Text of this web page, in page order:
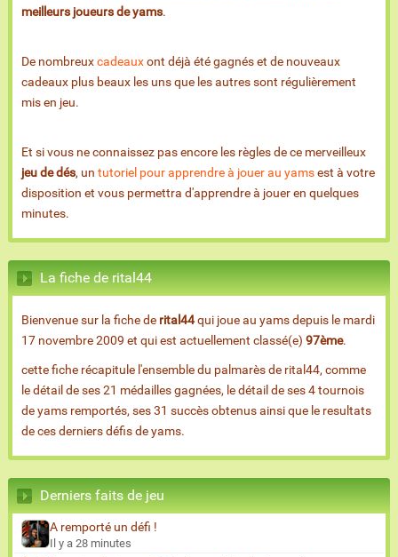
meilleurs joueurs de yams.
De nombreuxcadeauxont déjà été gagnés et de nouveaux
cadeaux plus beaux les uns que les autres sont régulièrement
mis en jeu.
Et si vous ne connaissez pas encore les règles de ce merveilleux
jeu de dés, un tutoriel pour apprendre à jouer au yamsest à votre
disposition et vous permettra d'apprendre à jouer en quelques
minutes.
La fiche de rital44
Bienvenue sur la fiche de rital44qui joue au yams depuis le mardi
17 novembre 2009 et qui est actuellement classé(e) 97ème.
cette fiche récapitule l'ensemble du palmarès de rital44, comme
le détail de ses 21 médailles gagnées, le détail de ses 4 tournois
de yams remportés, ses 31 succès obtenus ainsi que le resultats
de ces derniers défis de yams.
Derniers faits de jeu
A remporté un défi !
Il y a 28 minutes